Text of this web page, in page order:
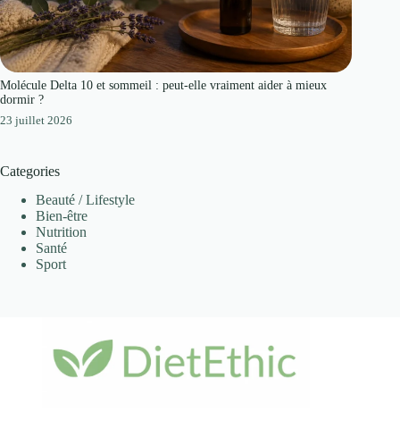
Molécule Delta 10 et sommeil : peut-elle vraiment aider à mieux
dormir ?
23 juillet 2026
Categories
Beauté / Lifestyle
Bien-être
Nutrition
Santé
Sport